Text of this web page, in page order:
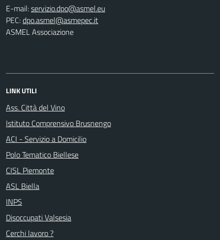
E-mail:
PEC:
ASMEL Associazione
LINK UTILI
Ass. Città del Vino
Istituto Comprensivo Brusnengo
ACI - Servizio a Domicilio
Polo Tematico Biellese
CISL Piemonte
ASL Biella
INPS
Disoccupati Valsesia
Cerchi lavoro ?